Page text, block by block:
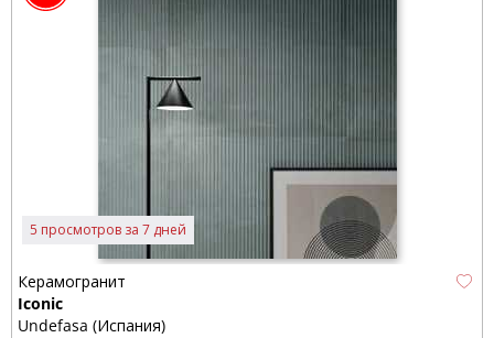
5 просмотров за 7 дней
Керамогранит
Iconic
Undefasa (Испания)